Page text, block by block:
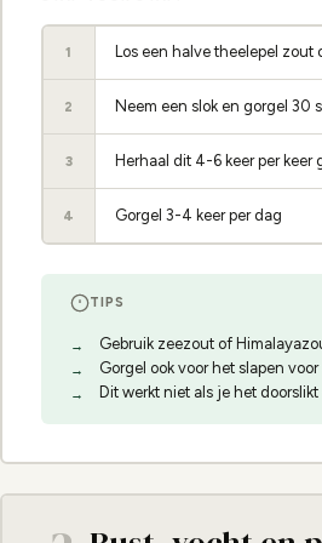
1 Los een halve theelepel
2 Neem een slok en gorgel 30
3 Herhaal dit 4-6 keer per keer
4 Gorgel 3-4 keer per dag
TIPS
Gebruik zeezout of
Gorgel ook voor het slapen
Dit werkt niet als je het